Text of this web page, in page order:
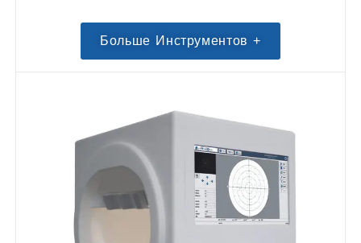
Больше Инструментов +